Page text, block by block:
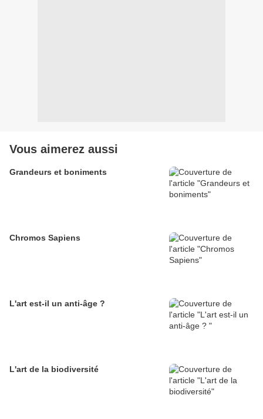
Vous aimerez aussi
Grandeurs et boniments
Chromos Sapiens
L'art est-il un anti-âge ?
L'art de la biodiversité